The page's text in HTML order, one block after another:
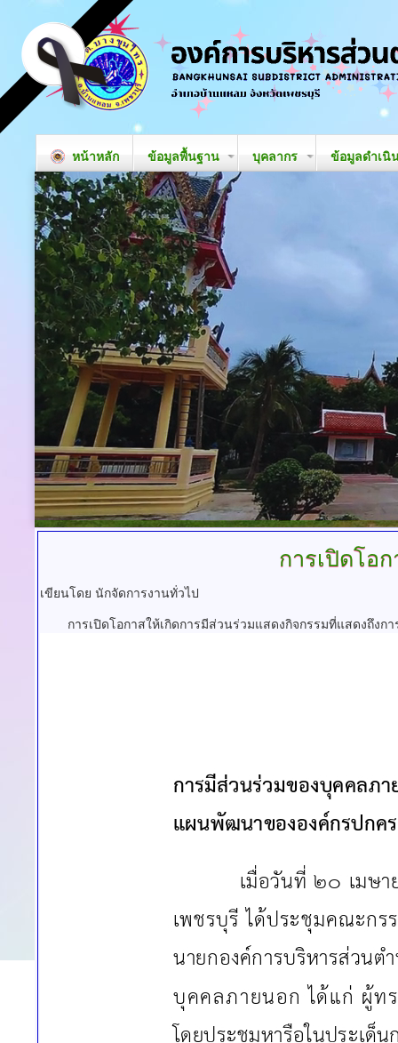
หน้าหลัก ข้อมูลพื้นฐาน บุคลากร ข้อมูลดำเนิ
การเปิดโอ
เขียนโดย นักจัดการงานทั่วไป
การเปิดโอกาสให้เกิดการมีส่วนร่วมแสดงกิจกรรมที่แสดงถึง